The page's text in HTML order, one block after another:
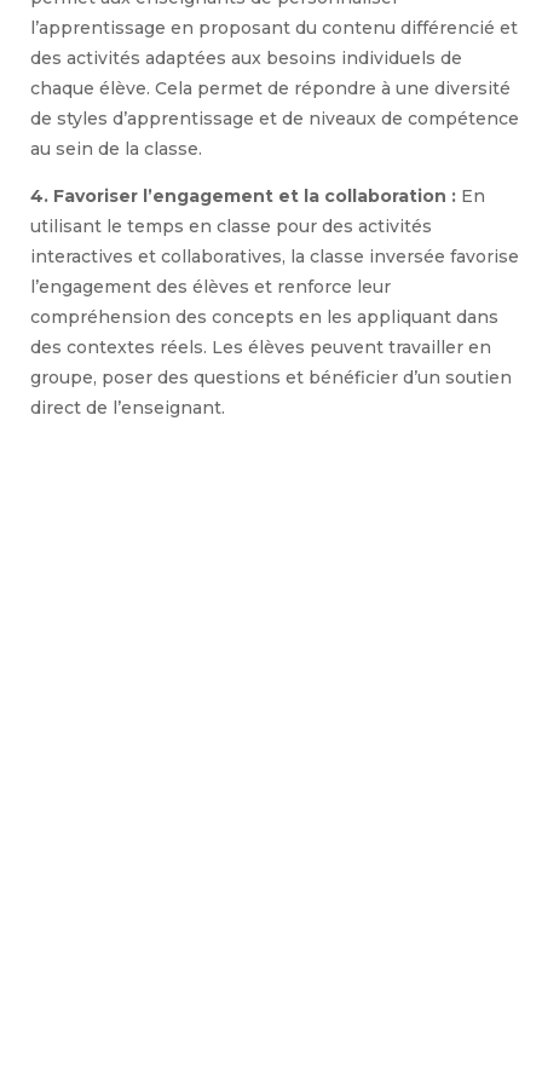
l’apprentissage en proposant du contenu différencié et
des activités adaptées aux besoins individuels de
chaque élève. Cela permet de répondre à une diversité
de styles d’apprentissage et de niveaux de compétence
au sein de la classe.
4. Favoriser l’engagement et la collaboration : En
utilisant le temps en classe pour des activités
interactives et collaboratives, la classe inversée favorise
l’engagement des élèves et renforce leur
compréhension des concepts en les appliquant dans
des contextes réels. Les élèves peuvent travailler en
groupe, poser des questions et bénéficier d’un soutien
direct de l’enseignant.